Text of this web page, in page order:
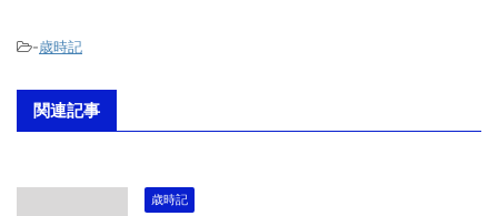
-歳時記
関連記事
歳時記